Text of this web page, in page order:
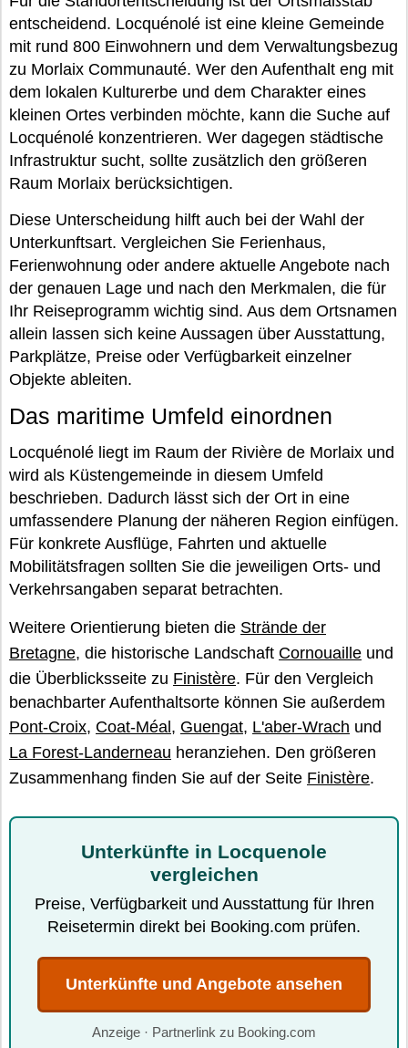
entscheidend. Locquénolé ist eine kleine Gemeinde
mit rund 800 Einwohnern und dem Verwaltungsbezug
zu Morlaix Communauté. Wer den Aufenthalt eng mit
dem lokalen Kulturerbe und dem Charakter eines
kleinen Ortes verbinden möchte, kann die Suche auf
Locquénolé konzentrieren. Wer dagegen städtische
Infrastruktur sucht, sollte zusätzlich den größeren
Raum Morlaix berücksichtigen.
Diese Unterscheidung hilft auch bei der Wahl der
Unterkunftsart. Vergleichen Sie Ferienhaus,
Ferienwohnung oder andere aktuelle Angebote nach
der genauen Lage und nach den Merkmalen, die für
Ihr Reiseprogramm wichtig sind. Aus dem Ortsnamen
allein lassen sich keine Aussagen über Ausstattung,
Parkplätze, Preise oder Verfügbarkeit einzelner
Objekte ableiten.
Das maritime Umfeld einordnen
Locquénolé liegt im Raum der Rivière de Morlaix und
wird als Küstengemeinde in diesem Umfeld
beschrieben. Dadurch lässt sich der Ort in eine
umfassendere Planung der näheren Region einfügen.
Für konkrete Ausflüge, Fahrten und aktuelle
Mobilitätsfragen sollten Sie die jeweiligen Orts- und
Verkehrsangaben separat betrachten.
Weitere Orientierung bieten die Strände der
Bretagne, die historische Landschaft Cornouaille und
die Überblicksseite zu Finistère. Für den Vergleich
benachbarter Aufenthaltsorte können Sie außerdem
Pont-Croix, Coat-Méal , Guengat, L'aber-Wrach und
La Forest-Landerneau heranziehen. Den größeren
Zusammenhang finden Sie auf der Seite Finistère.
Unterkünfte in Locquenole
vergleichen
Preise, Verfügbarkeit und Ausstattung für Ihren
Reisetermin direkt bei Booking.com prüfen.
Unterkünfte und Angebote ansehen
Anzeige · Partnerlink zu Booking.com